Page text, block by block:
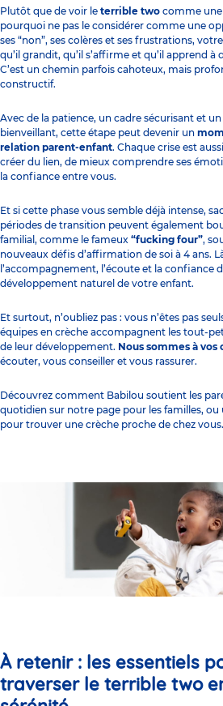
Plutôt que de voir le terrible two comme
pourquoi ne pas le considérer comme une
ses “non”, ses colères et ses frustrations,
qu’il grandit, qu’il s’affirme et qu’il apprend
C’est un chemin parfois cahoteux, mais
constructif.
Avec de la patience, un cadre sécurisant et
bienveillant, cette étape peut devenir un
relation parent-enfant. Chaque crise est
créer du lien, de mieux comprendre ses
la confiance entre vous.
Et si cette phase vous semble déjà intense,
périodes de transition peuvent également
familial, comme le fameux “fucking four”,
nouveaux défis d’affirmation de soi à 4 ans.
l’accompagnement, l’écoute et la confiance
développement naturel de votre enfant.
Et surtout, n’oubliez pas : vous n’êtes pas
équipes en crèche accompagnent les tout-
de leur développement. Nous sommes à vos
écouter, vous conseiller et vous rassurer.
Découvrez comment Babilou soutient les
quotidien sur notre page pour les familles, ou
pour trouver une crèche proche de chez vous.
À retenir : les essentiels
traverser le terrible two